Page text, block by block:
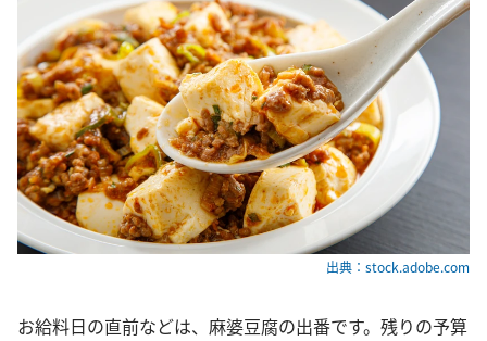
出典：stock.adobe.com
お給料日の直前などは、麻婆豆腐の出番です。残りの予算